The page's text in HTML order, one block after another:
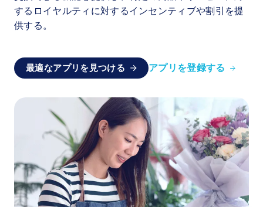
するロイヤルティに対するインセンティブや割引を提
供する。
最適なアプリを見つける アプリを登録する